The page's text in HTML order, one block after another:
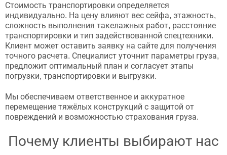
Стоимость транспортировки определяется
индивидуально. На цену влияют вес сейфа, этажность,
сложность выполнения такелажных работ, расстояние
транспортировки и тип задействованной спецтехники.
Клиент может оставить заявку на сайте для получения
точного расчета. Специалист уточнит параметры груза,
предложит оптимальный план и согласует этапы
погрузки, транспортировки и выгрузки.
Мы обеспечиваем ответственное и аккуратное
перемещение тяжёлых конструкций с защитой от
повреждений и возможностью страхования груза.
Почему клиенты выбирают нас